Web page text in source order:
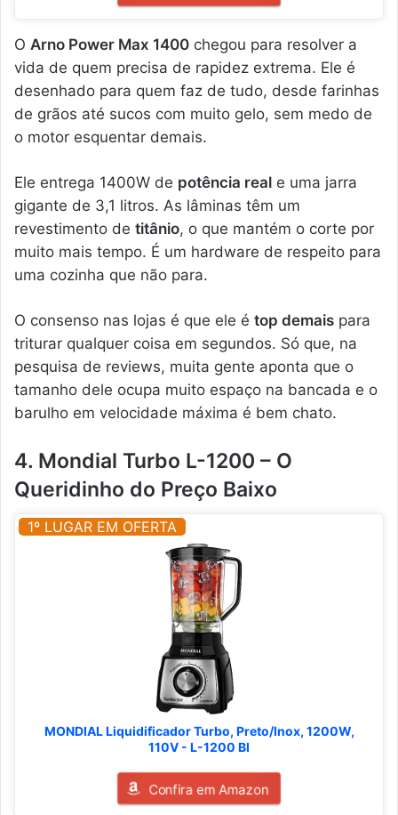
O Arno Power Max 1400 chegou para resolver a
vida de quem precisa de rapidez extrema. Ele é
desenhado para quem faz de tudo, desde farinhas
de grãos até sucos com muito gelo, sem medo de
o motor esquentar demais.
Ele entrega 1400W de potência real e uma jarra
gigante de 3,1 litros. As lâminas têm um
revestimento de titânio, o que mantém o corte por
muito mais tempo. É um hardware de respeito para
uma cozinha que não para.
O consenso nas lojas é que ele é top demais para
triturar qualquer coisa em segundos. Só que, na
pesquisa de reviews, muita gente aponta que o
tamanho dele ocupa muito espaço na bancada e o
barulho em velocidade máxima é bem chato.
4. Mondial Turbo L-1200 – O
Queridinho do Preço Baixo
1º LUGAR EM OFERTA
MONDIAL Liquidificador Turbo, Preto/Inox, 1200W,
110V - L-1200 BI
Confira em Amazon